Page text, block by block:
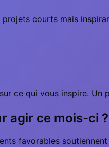
courts mais
ce qui vous inspire.
agir ce mois-ci ?
favorables